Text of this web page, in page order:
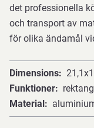
det professionella
och transport av
för olika ändamål
Dimensions
Funktioner
Material